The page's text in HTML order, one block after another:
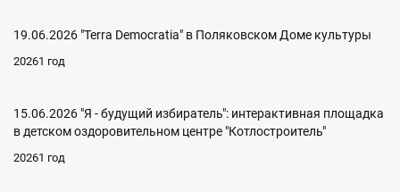
19.06.2026 "Terra Democratia" в Поляковском Доме культуры
20261 год
15.06.2026 "Я - будущий избиратель": интерактивная площадка
в детском оздоровительном центре "Котлостроитель"
20261 год